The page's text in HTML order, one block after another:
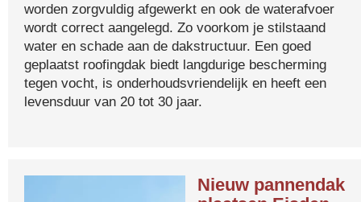
worden zorgvuldig afgewerkt en ook de waterafvoer
wordt correct aangelegd. Zo voorkom je stilstaand
water en schade aan de dakstructuur. Een goed
geplaatst roofingdak biedt langdurige bescherming
tegen vocht, is onderhoudsvriendelijk en heeft een
levensduur van 20 tot 30 jaar.
Nieuw pannendak